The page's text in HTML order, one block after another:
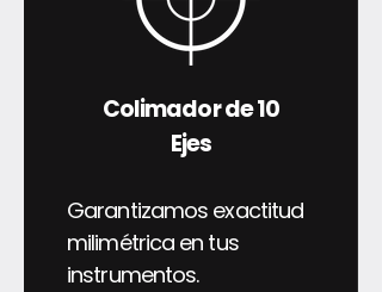
Colimador de 10
Ejes
Garantizamos exactitud
milimétrica en tus
instrumentos.